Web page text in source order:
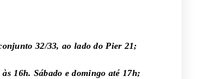
32/33, ao lado do Pier 21;
16h. Sábado e domingo até 17h;